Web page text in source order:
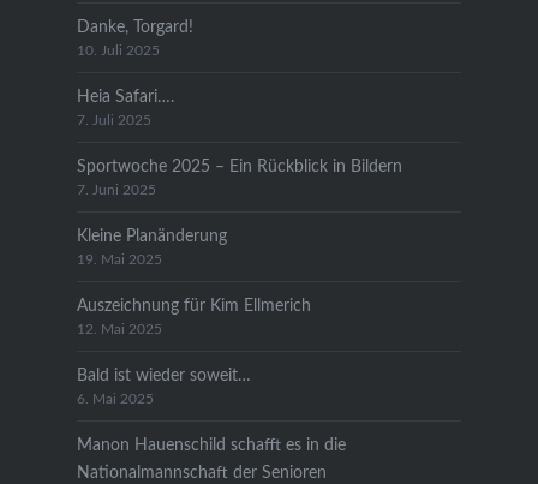
Danke, Torgard!
10. Juli 2025
Heia Safari….
7. Juli 2025
Sportwoche 2025 – Ein Rückblick in Bildern
7. Juni 2025
Kleine Planänderung
19. Mai 2025
Auszeichnung für Kim Ellmerich
12. Mai 2025
Bald ist wieder soweit…
6. Mai 2025
Manon Hauenschild schafft es in die
Nationalmannschaft der Senioren